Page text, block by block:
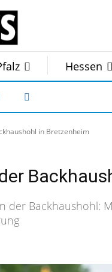
Hessen
in Bretzenheim
der Backhaushohl: